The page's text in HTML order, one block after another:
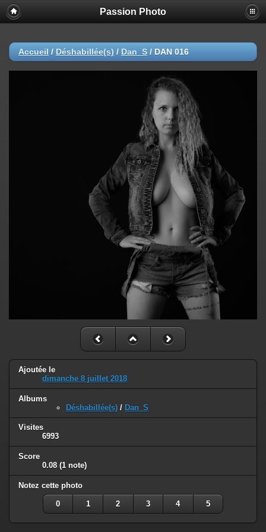
Passion Photo
Accueil / Déshabillée(s) / Dan_S / DAN 016
Ajoutée le
dimanche 8 juillet 2018
Albums
Déshabillée(s) / Dan_S
Visites
6993
Score
0.08 (1 note)
Notez cette photo
0 1 2 3 4 5